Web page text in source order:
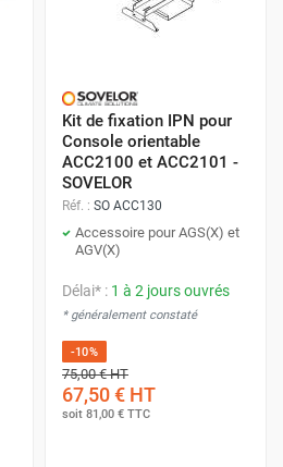
Kit de fixation IPN pour
Console orientable
ACC2100 et ACC2101 -
SOVELOR
Réf. : SO ACC130
Accessoire pour AGS(X) et
AGV(X)
Délai* : 1 à 2 jours ouvrés
* généralement constaté
-10%
75,00 €HT
67,50 € HT
soit 81,00 € TTC